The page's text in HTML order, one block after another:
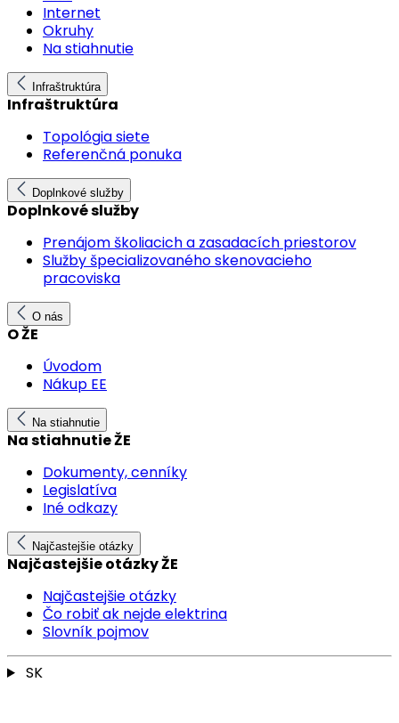
Internet
Okruhy
Na stiahnutie
Infraštruktúra
Infraštruktúra
Topológia siete
Referenčná ponuka
Doplnkové služby
Doplnkové služby
Prenájom školiacich a zasadacích priestorov
Služby špecializovaného skenovacieho
pracoviska
O nás
O ŽE
Úvodom
Nákup EE
Na stiahnutie
Na stiahnutie ŽE
Dokumenty, cenníky
Legislatíva
Iné odkazy
Najčastejšie otázky
Najčastejšie otázky ŽE
Najčastejšie otázky
Čo robiť ak nejde elektrina
Slovník pojmov
SK